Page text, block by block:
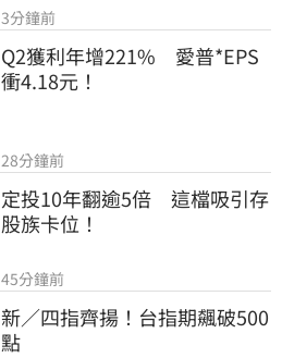
3分鐘前
Q2獲利年增221%　愛普*EPS
衝4.18元！
28分鐘前
定投10年翻逾5倍　這檔吸引存
股族卡位！
45分鐘前
新／四指齊揚！台指期飆破500
點